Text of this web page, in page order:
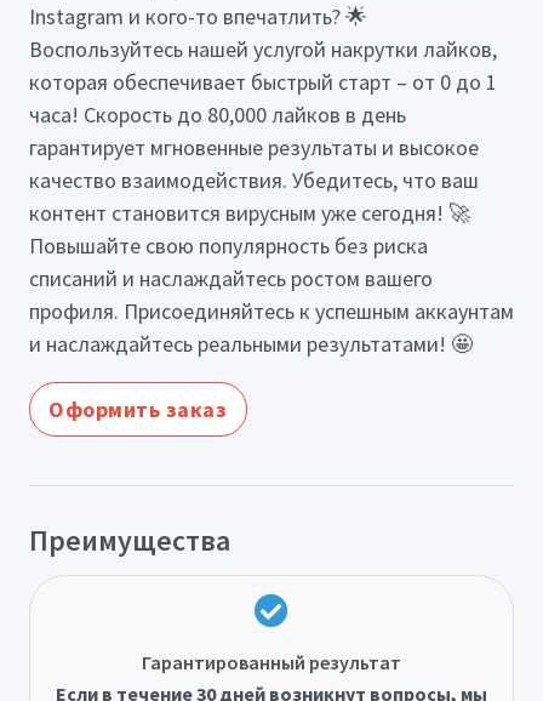
Instagram и кого-то впечатлить? 🌟
Воспользуйтесь нашей услугой накрутки лайков,
которая обеспечивает быстрый старт – от 0 до 1
часа! Скорость до 80,000 лайков в день
гарантирует мгновенные результаты и высокое
качество взаимодействия. Убедитесь, что ваш
контент становится вирусным уже сегодня! 🚀
Повышайте свою популярность без риска
списаний и наслаждайтесь ростом вашего
профиля. Присоединяйтесь к успешным аккаунтам
и наслаждайтесь реальными результатами! 🤩
Оформить заказ
Преимущества
Гарантированный результат
Если в течение 30 дней возникнут вопросы, мы